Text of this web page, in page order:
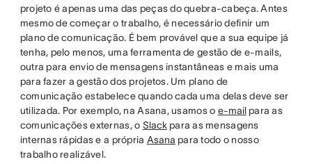
projeto é apenas uma das peças do quebra-cabeça. Antes
mesmo de começar o trabalho, é necessário definir um
plano de comunicação. É bem provável que a sua equipe já
tenha, pelo menos, uma ferramenta de gestão de e-mails,
outra para envio de mensagens instantâneas e mais uma
para fazer a gestão dos projetos. Um plano de
comunicação estabelece quando cada uma delas deve ser
utilizada. Por exemplo, na Asana, usamos o e-mailpara as
comunicações externas, o Slackpara as mensagens
internas rápidas e a própria Asana para todo o nosso
trabalho realizável.